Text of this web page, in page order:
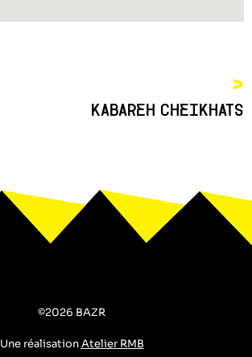
>
KABAREH CHEIKHATS
©2026 BAZR
Une réalisationAtelier RMB